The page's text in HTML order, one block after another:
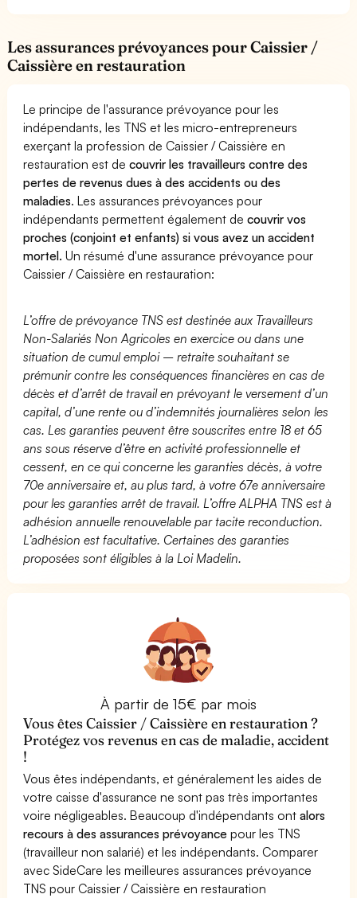
Les assurances prévoyances pour Caissier /
Caissière en restauration
Le principe de l'assurance prévoyance pour les
indépendants, les TNS et les micro-entrepreneurs
exerçant la profession de Caissier / Caissière en
restauration est decouvrir les travailleurs contre des
pertes de revenus dues à des accidents ou des
maladies. Les assurances prévoyances pour
indépendants permettent également decouvrir vos
proches (conjoint et enfants) si vous avez un accident
mortel. Un résumé d'une assurance prévoyance pour
Caissier / Caissière en restauration:
L’offre de prévoyance TNS est destinée aux Travailleurs
Non-Salariés Non Agricoles en exercice ou dans une
situation de cumul emploi – retraite souhaitant se
prémunir contre les conséquences financières en cas de
décès et d’arrêt de travail en prévoyant le versement d’un
capital, d’une rente ou d’indemnités journalières selon les
cas. Les garanties peuvent être souscrites entre 18 et 65
ans sous réserve d’être en activité professionnelle et
cessent, en ce qui concerne les garanties décès, à votre
70e anniversaire et, au plus tard, à votre 67e anniversaire
pour les garanties arrêt de travail. L’offre ALPHA TNS est à
adhésion annuelle renouvelable par tacite reconduction.
L’adhésion est facultative. Certaines des garanties
proposées sont éligibles à la Loi Madelin.
À partir de 15€ par mois
Vous êtes Caissier / Caissière en restauration ?
Protégez vos revenus en cas de maladie, accident
!
Vous êtes indépendants, et généralement les aides de
votre caisse d'assurance ne sont pas très importantes
voire négligeables. Beaucoup d'indépendants ontalors
recours à des assurances prévoyance pour les TNS
(travailleur non salarié) et les indépendants. Comparer
avec SideCare les meilleures assurances prévoyance
TNS pour Caissier / Caissière en restauration